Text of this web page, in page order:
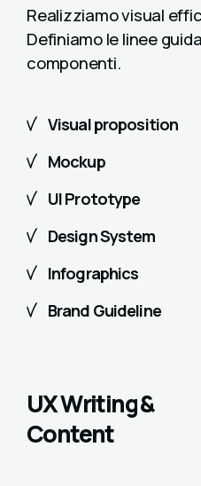
Realizziamo visual
Definiamo le linee
componenti.
Visual proposition
Mockup
UI Prototype
Design System
Infographics
Brand Guideline
UX Writing &
Content